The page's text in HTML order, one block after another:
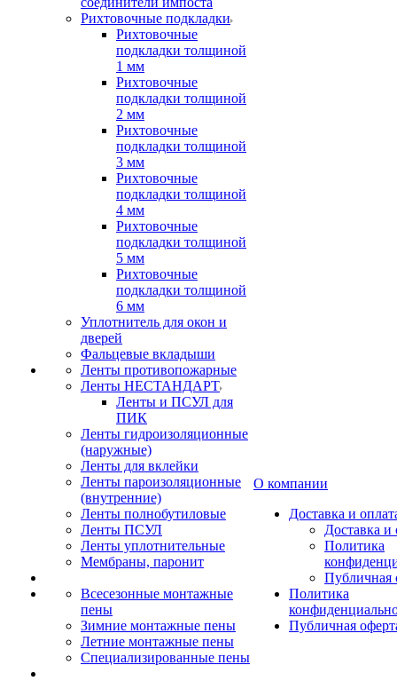
Рихтовочные подкладки
Рихтовочные
подкладки толщиной
1 мм
Рихтовочные
подкладки толщиной
2 мм
Рихтовочные
подкладки толщиной
3 мм
Рихтовочные
подкладки толщиной
4 мм
Рихтовочные
подкладки толщиной
5 мм
Рихтовочные
подкладки толщиной
6 мм
Уплотнитель для окон и
дверей
Фальцевые вкладыши
Ленты противопожарные
Ленты НЕСТАНДАРТ
Ленты и ПСУЛ для
ПИК
Ленты гидроизоляционные
(наружные)
Ленты для вклейки
Ленты пароизоляционные
(внутренние)
Ленты полнобутиловые
Ленты ПСУЛ
Ленты уплотнительные
Мембраны, паронит
Всесезонные монтажные
пены
Зимние монтажные пены
Летние монтажные пены
Специализированные пены
О компании
Доставка и
Доставка и
Политика
Публичная
Политика
Публичная